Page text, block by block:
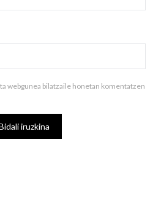
webgunea bilatzaile honetan komentatzen